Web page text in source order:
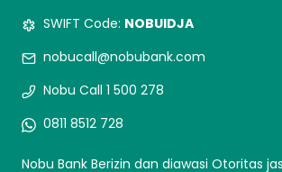
SWIFT Code: NOBUIDJA
nobucall@nobubank.com
Nobu Call 1 500 278
0811 8512 728
Nobu Bank Berizin dan diawasi Otoritas